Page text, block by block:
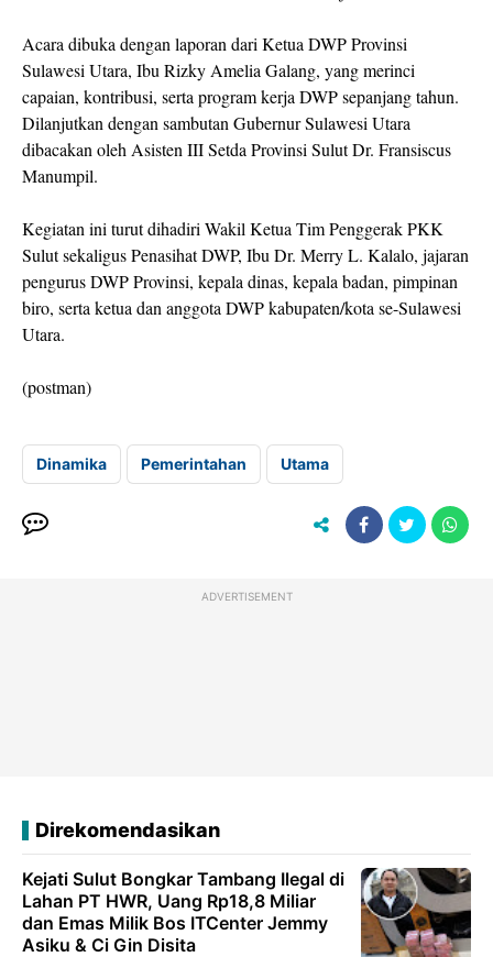
Acara dibuka dengan laporan dari Ketua DWP Provinsi
Sulawesi Utara, Ibu Rizky Amelia Galang, yang merinci
capaian, kontribusi, serta program kerja DWP sepanjang tahun.
Dilanjutkan dengan sambutan Gubernur Sulawesi Utara
dibacakan oleh Asisten III Setda Provinsi Sulut Dr. Fransiscus
Manumpil.
Kegiatan ini turut dihadiri Wakil Ketua Tim Penggerak PKK
Sulut sekaligus Penasihat DWP, Ibu Dr. Merry L. Kalalo, jajaran
pengurus DWP Provinsi, kepala dinas, kepala badan, pimpinan
biro, serta ketua dan anggota DWP kabupaten/kota se-Sulawesi
Utara.
(postman)
Dinamika Pemerintahan Utama
ADVERTISEMENT
Direkomendasikan
Kejati Sulut Bongkar Tambang Ilegal di
Lahan PT HWR, Uang Rp18,8 Miliar
dan Emas Milik Bos ITCenter Jemmy
Asiku & Ci Gin Disita